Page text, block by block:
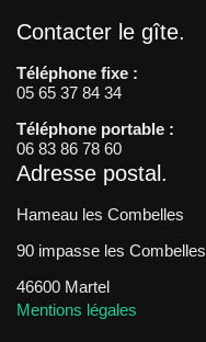
Contacter le gîte
Téléphone fixe :
05 65 37 84 34
Téléphone portable :
06 83 86 78 60
Adresse postal
Hameau les Combelles
90 impasse les Combelles
46600 Martel
Mentions légales